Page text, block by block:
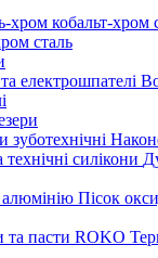
сталь
Пісок